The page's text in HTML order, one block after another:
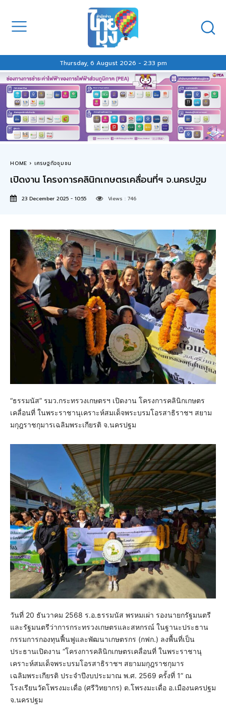
Thursday, 6 August 2026 - 2:33 pm
HOME เศรษฐกิจชุมชน
เปิดงาน โครงการคลินิกเกษตรเคลื่อนที่ฯ จ.นครปฐม
23 December 2025 - 10:55 Views : 746
“ธรรมนัส” รมว.กระทรวงเกษตรฯ เปิดงาน โครงการคลินิกเกษตร
เคลื่อนที่ ในพระราชานุเคราะห์สมเด็จพระบรมโอรสาธิราชฯ สยาม
มกุฎราชกุมารเฉลิมพระเกียรติ จ.นครปฐม
วันที่ 20 ธันวาคม 2568 ร.อ.ธรรมนัส พรหมเผ่า รองนายกรัฐมนตรี
และรัฐมนตรีว่าการกระทรวงเกษตรและสหกรณ์ ในฐานะประธาน
กรรมการกองทุนฟื้นฟูและพัฒนาเกษตรกร (กฟก.) ลงพื้นที่เป็น
ประธานเปิดงาน “โครงการคลินิกเกษตรเคลื่อนที่ ในพระราชานุ
เคราะห์สมเด็จพระบรมโอรสาธิราชฯ สยามมกุฎราชกุมาร
เฉลิมพระเกียรติ ประจำปีงบประมาณ พ.ศ. 2569 ครั้งที่ 1” ณ
โรงเรียนวัดโพรงมะเดื่อ (ศรีวิทยากร) ต.โพรงมะเดื่อ อ.เมืองนครปฐม
จ.นครปฐม